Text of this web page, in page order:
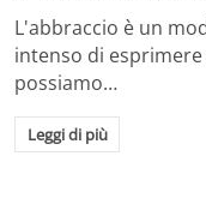
L'abbraccio è un
intenso di
possiamo…
Leggi di più